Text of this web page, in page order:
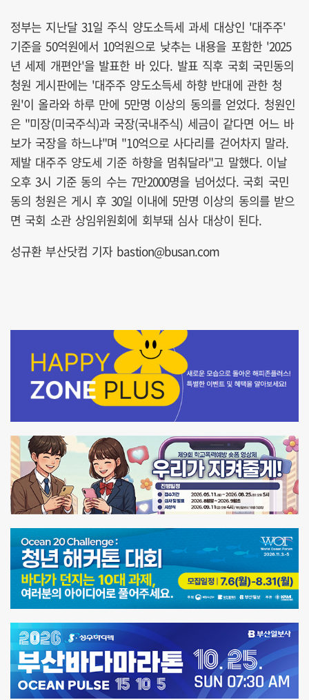
정부는 지난달 31일 주식 양도소득세 과세 대상인 '대주주'
기준을 50억원에서 10억원으로 낮추는 내용을 포함한 '2025
년 세제 개편안'을 발표한 바 있다. 발표 직후 국회 국민동의
청원 게시판에는 '대주주 양도소득세 하향 반대에 관한 청
원'이 올라와 하루 만에 5만명 이상의 동의를 얻었다. 청원인
은 "미장(미국주식)과 국장(국내주식) 세금이 같다면 어느 바
보가 국장을 하느냐"며 "10억으로 사다리를 걷어차지 말라.
제발 대주주 양도세 기준 하향을 멈춰달라"고 말했다. 이날
오후 3시 기준 동의 수는 7만2000명을 넘어섰다. 국회 국민
동의 청원은 게시 후 30일 이내에 5만명 이상의 동의를 받으
면 국회 소관 상임위원회에 회부돼 심사 대상이 된다.
성규환 부산닷컴 기자 bastion@busan.com